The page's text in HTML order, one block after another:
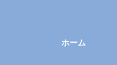
ホーム